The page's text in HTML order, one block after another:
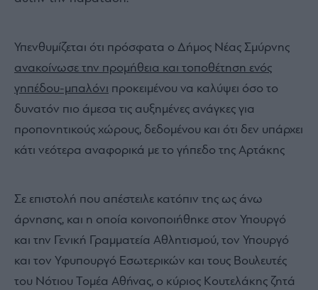
Υπενθυμίζεται ότι πρόσφατα ο Δήμος Νέας Σμύρνης
ανακοίνωσε την προμήθεια και τοποθέτηση ενός
γηπέδου-μπαλόνι προκειμένου να καλύψει όσο το
δυνατόν πιο άμεσα τις αυξημένες ανάγκες για
προπονητικούς χώρους, δεδομένου και ότι δεν υπάρχει
κάτι νεότερα αναφορικά με το γήπεδο της Αρτάκης
Σε επιστολή που απέστειλε κατόπιν της ως άνω
άρνησης, και η οποία κοινοποιήθηκε στον Υπουργό
και την Γενική Γραμματεία Αθλητισμού, τον Υπουργό
και τον Υφυπουργό Εσωτερικών και τους Βουλευτές
του Νότιου Τομέα Αθήνας, ο κύριος Κουτελάκης ζητά